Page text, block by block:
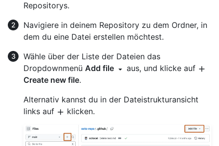
Repositorys.
Navigiere in deinem Repository zu dem Ordner, in
dem du eine Datei erstellen möchtest.
Wähle über der Liste der Dateien das
Dropdownmenü Add file
aus, und klicke auf
Create new file.
Alternativ kannst du in der Dateistrukturansicht
links auf
klicken.